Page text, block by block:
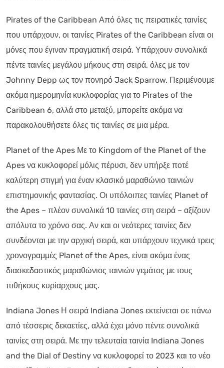
Pirates of the Caribbean Από όλες τις πειρατικές ταινίες
που υπάρχουν, οι ταινίες Pirates of the Caribbean είναι οι
μόνες που έγιναν πραγματική σειρά. Υπάρχουν συνολικά
πέντε ταινίες μεγάλου μήκους στη σειρά, όλες με τον
Johnny Depp ως τον πονηρό Jack Sparrow. Περιμένουμε
ακόμα ημερομηνία κυκλοφορίας για το Pirates of the
Caribbean 6, αλλά στο μεταξύ, μπορείτε ακόμα να
παρακολουθήσετε όλες τις ταινίες σε μια μέρα.
Planet of the Apes Με το Kingdom of the Planet of the
Apes να κυκλοφορεί μόλις πέρυσι, δεν υπήρξε ποτέ
καλύτερη στιγμή για έναν κλασικό μαραθώνιο ταινιών
επιστημονικής φαντασίας. Οι υπόλοιπες ταινίες Planet of
the Apes – πλέον συνολικά 10 ταινίες στη σειρά – αξίζουν
απόλυτα το χρόνο σας. Αν και οι νεότερες ταινίες δεν
συνδέονται με την αρχική σειρά, και υπάρχουν τεχνικά τρεις
χρονογραμμές Planet of the Apes, είναι ακόμα ένας
διασκεδαστικός μαραθώνιος ταινιών γεμάτος με τους
πιθήκους κυρίαρχους μας.
Indiana Jones Η σειρά Indiana Jones εκτείνεται σε πάνω
από τέσσερις δεκαετίες, αλλά έχει μόνο πέντε συνολικά
ταινίες στη σειρά. Με την τελευταία ταινία Indiana Jones
and the Dial of Destiny να κυκλοφορεί το 2023 και το νέο